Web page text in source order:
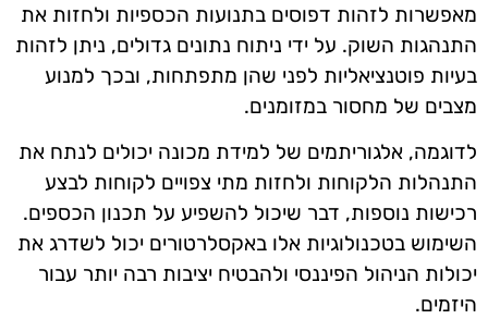
מאפשרות לזהות דפוסים בתנועות הכספיות ולחזות את
התנהגות השוק. על ידי ניתוח נתונים גדולים, ניתן לזהות
בעיות פוטנציאליות לפני שהן מתפתחות, ובכך למנוע
מצבים של מחסור במזומנים.
לדוגמה, אלגוריתמים של למידת מכונה יכולים לנתח את
התנהלות הלקוחות ולחזות מתי צפויים לקוחות לבצע
רכישות נוספות, דבר שיכול להשפיע על תכנון הכספים.
השימוש בטכנולוגיות אלו באקסלרטורים יכול לשדרג את
יכולות הניהול הפיננסי ולהבטיח יציבות רבה יותר עבור
היזמים.